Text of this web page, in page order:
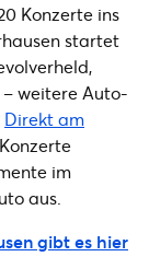
Konzerte ins
startet
weitere Auto-
Direkt am
im
aus.
gibt es hier